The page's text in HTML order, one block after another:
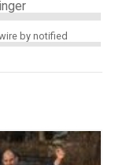
by notified